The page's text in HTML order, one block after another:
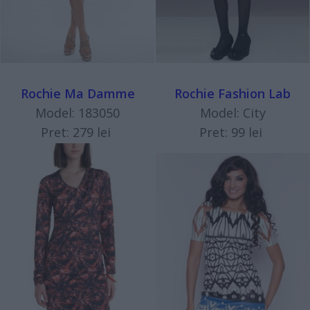
Rochie Ma Damme
Model: 183050
Pret: 279 lei
Rochie Fashion Lab
Model: City
Pret: 99 lei